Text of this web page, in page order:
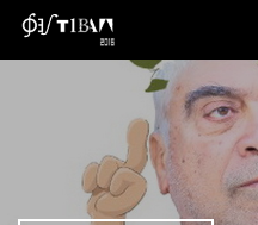
«ΑΣΠΙΣ»,
Λουκιανού